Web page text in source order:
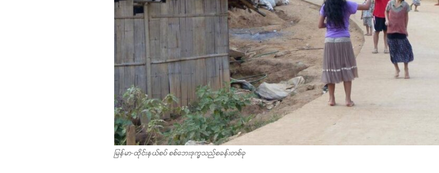
မြန်မာ-ထိုင်းနယ်စပ် စစ်ဘေးဒုက္ခသည်စခန်းတစ်ခု